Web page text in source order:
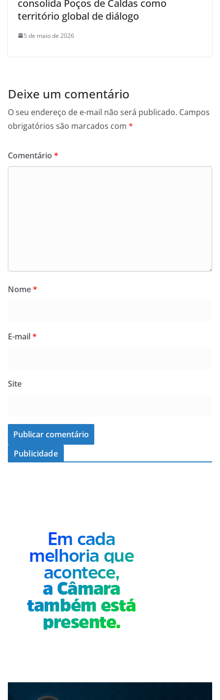
consolida Poços de Caldas como
território global de diálogo
5 de maio de 2026
Deixe um comentário
O seu endereço de e-mail não será publicado. Campos
obrigatórios são marcados com *
Comentário *
Nome*
E-mail*
Site
Publicidade